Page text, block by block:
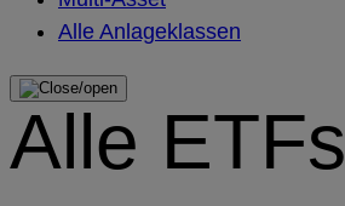
Alle Anlageklassen
Alle ETFs